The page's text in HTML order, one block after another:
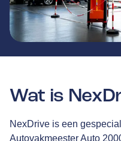
Wat is
NexDrive is een
Autovakmeester Auto